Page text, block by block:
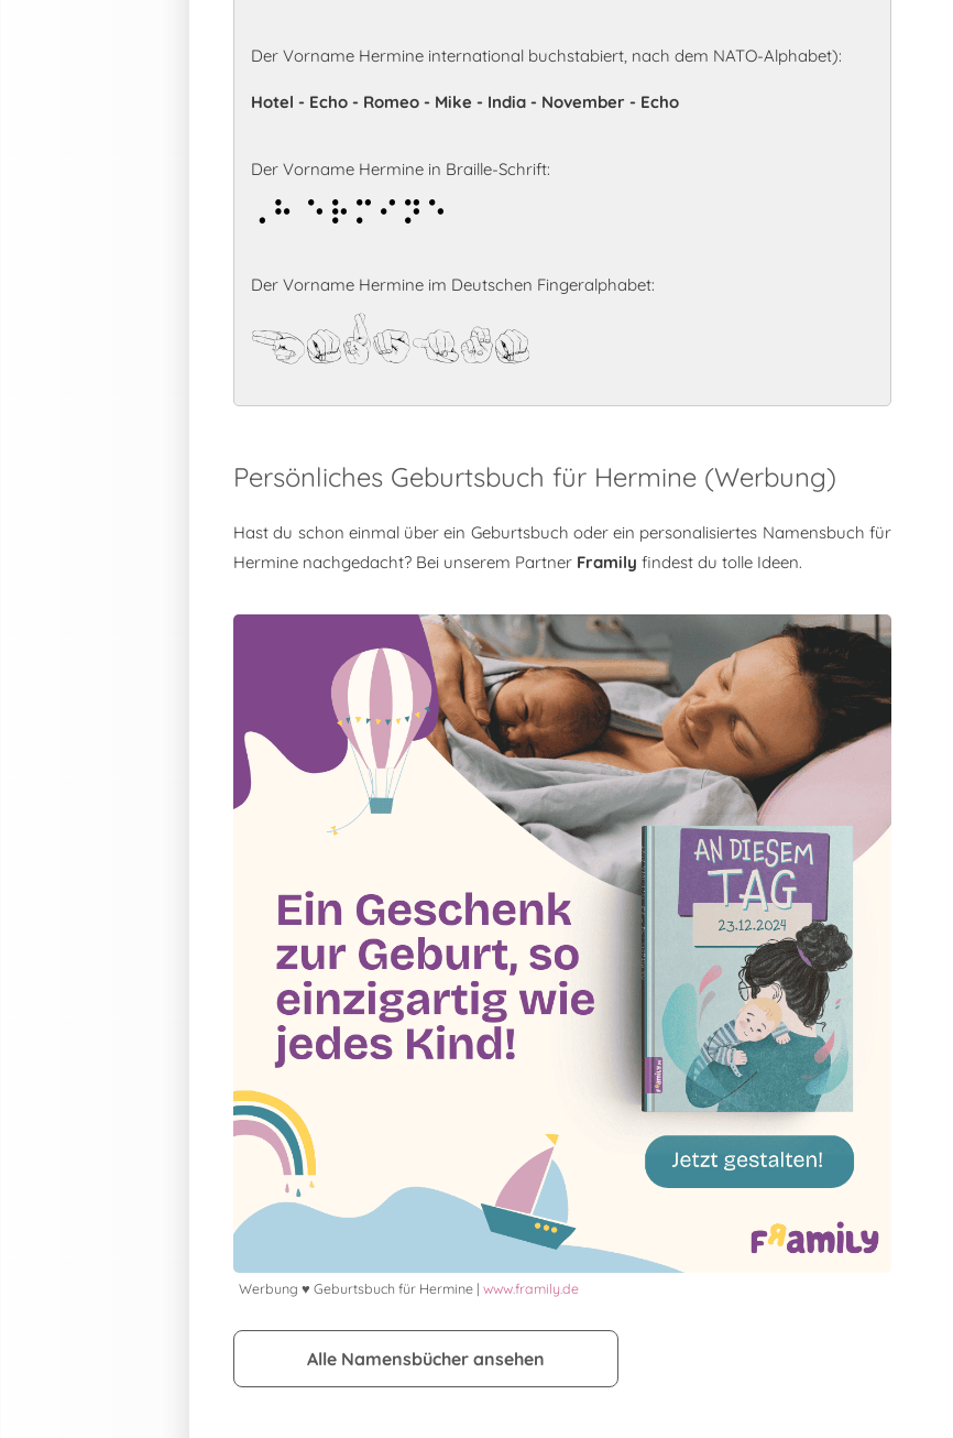
Der Vorname Hermine international buchstabiert, nach dem NATO-Alphabet):
Hotel - Echo - Romeo - Mike - India - November - Echo
Der Vorname Hermine in Braille-Schrift:
Hermine
Der Vorname Hermine im Deutschen Fingeralphabet:
Hermine
Persönliches Geburtsbuch für Hermine (Werbung)
Hast du schon einmal über ein Geburtsbuch oder ein personalisiertes Namensbuch für
Hermine nachgedacht? Bei unserem Partner Framily findest du tolle Ideen.
Werbung ♥ Geburtsbuch für Hermine | www.framily.de
Alle Namensbücher ansehen